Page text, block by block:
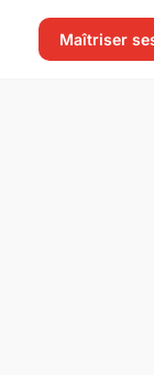
Maîtriser